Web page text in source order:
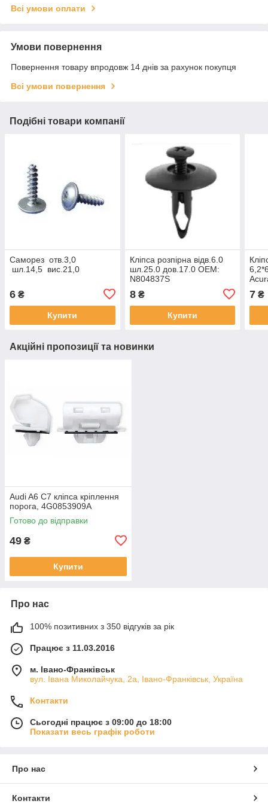
Всі умови оплати
Умови повернення
Повернення товару впродовж 14 днів за рахунок покупця
Всі умови повернення
Подібні товари компанії
Саморез отв.3,0
шл.14,5 вис.21,0
6 ₴
Купити
Кліпса розпірна відв.6.0
шл.25.0 дов.17.0 OEM:
N804837S
8₴
Купити
7 ₴
Акційні пропозиції та новинки
Audi A6 C7 кліпса кріплення
порога, 4G0853909A
Готово до відправки
49 ₴
Купити
Про нас
100% позитивних з 350 відгуків за рік
Працює з 11.03.2016
м. Івано-Франківськ
вул. Івана Миколайчука, 2а, Івано-Франківськ, Україна
Контакти
Сьогодні працює з 09:00 до 18:00
Показати весь графік роботи
Про нас
Контакти